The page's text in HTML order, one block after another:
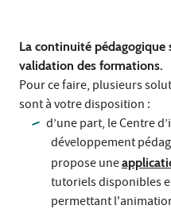
La continuité pédagogique
validation des formations.
Pour ce faire, plusieurs
sont à votre disposition :
d’une part, le Centre
développement
propose une
tutoriels disponibles
permettant